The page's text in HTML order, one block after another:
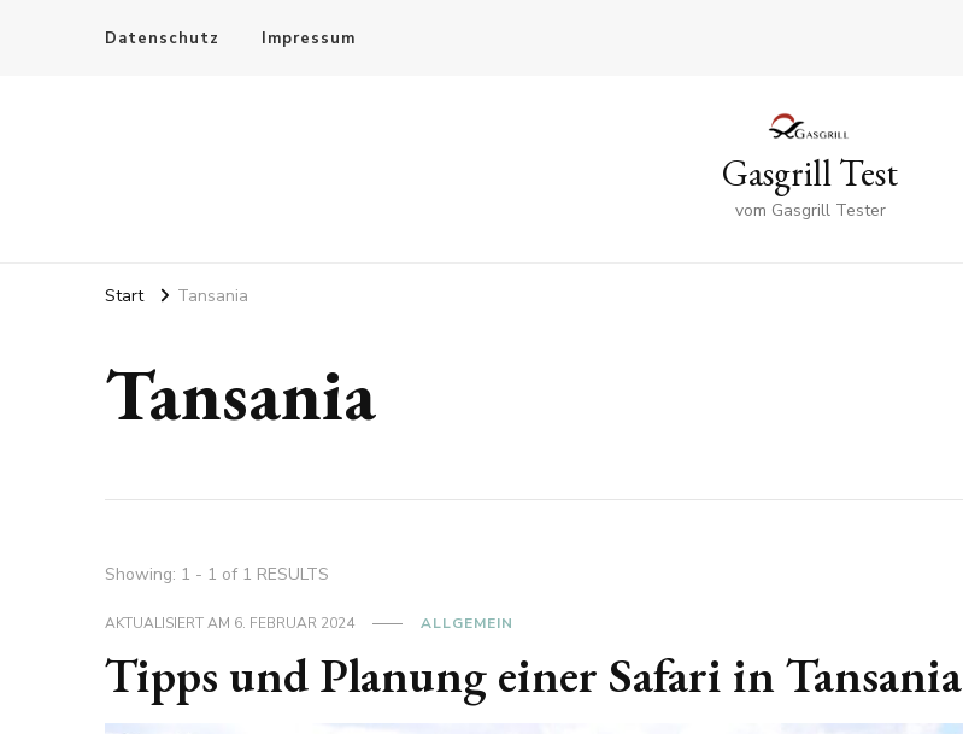
Datenschutz Impressum
Gasgrill Test
vom Gasgrill Tester
Start Tansania
Tansania
Showing: 1 - 1 of 1 RESULTS
AKTUALISIERT AM 6. FEBRUAR 2024 ALLGEMEIN
Tipps und Planung einer Safari in Tansania